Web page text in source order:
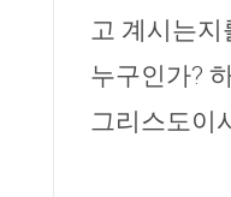
고 계시는지
누구인가?
그리스도이